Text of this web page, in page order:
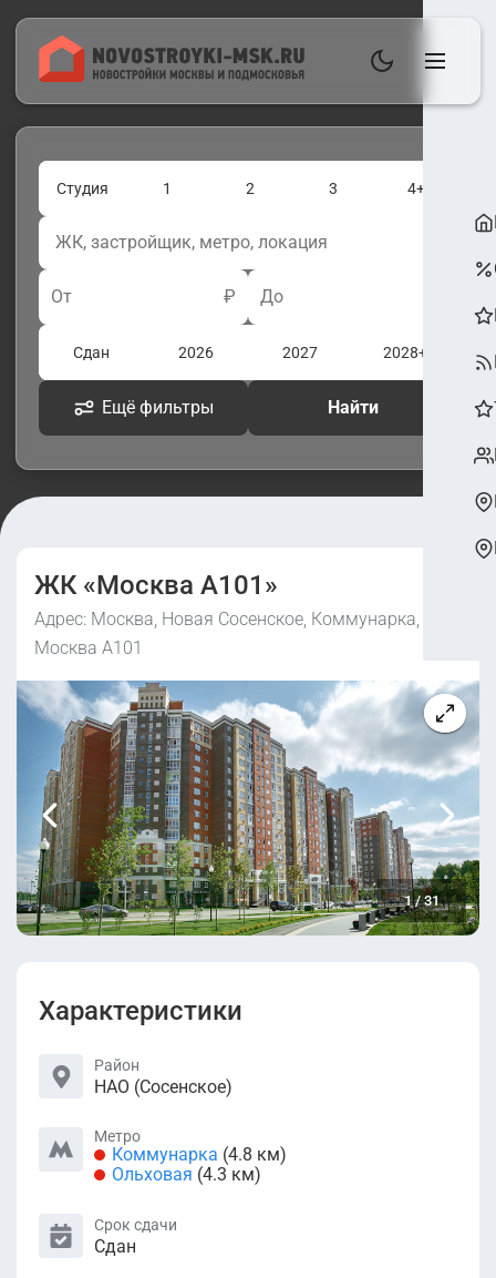
Студия 1 2 3 4+
От ₽ До
Сдан 2026 2027 2028+
Ещё фильтры Найти
ЖК «Москва А101»
Адрес: Москва, Новая Сосенское, Коммунарка, мкр.
Москва А101
1/31
Характеристики
Район
НАО (Сосенское)
Метро
Коммунарка (4.8 км)
Ольховая (4.3 км)
Срок сдачи
Сдан